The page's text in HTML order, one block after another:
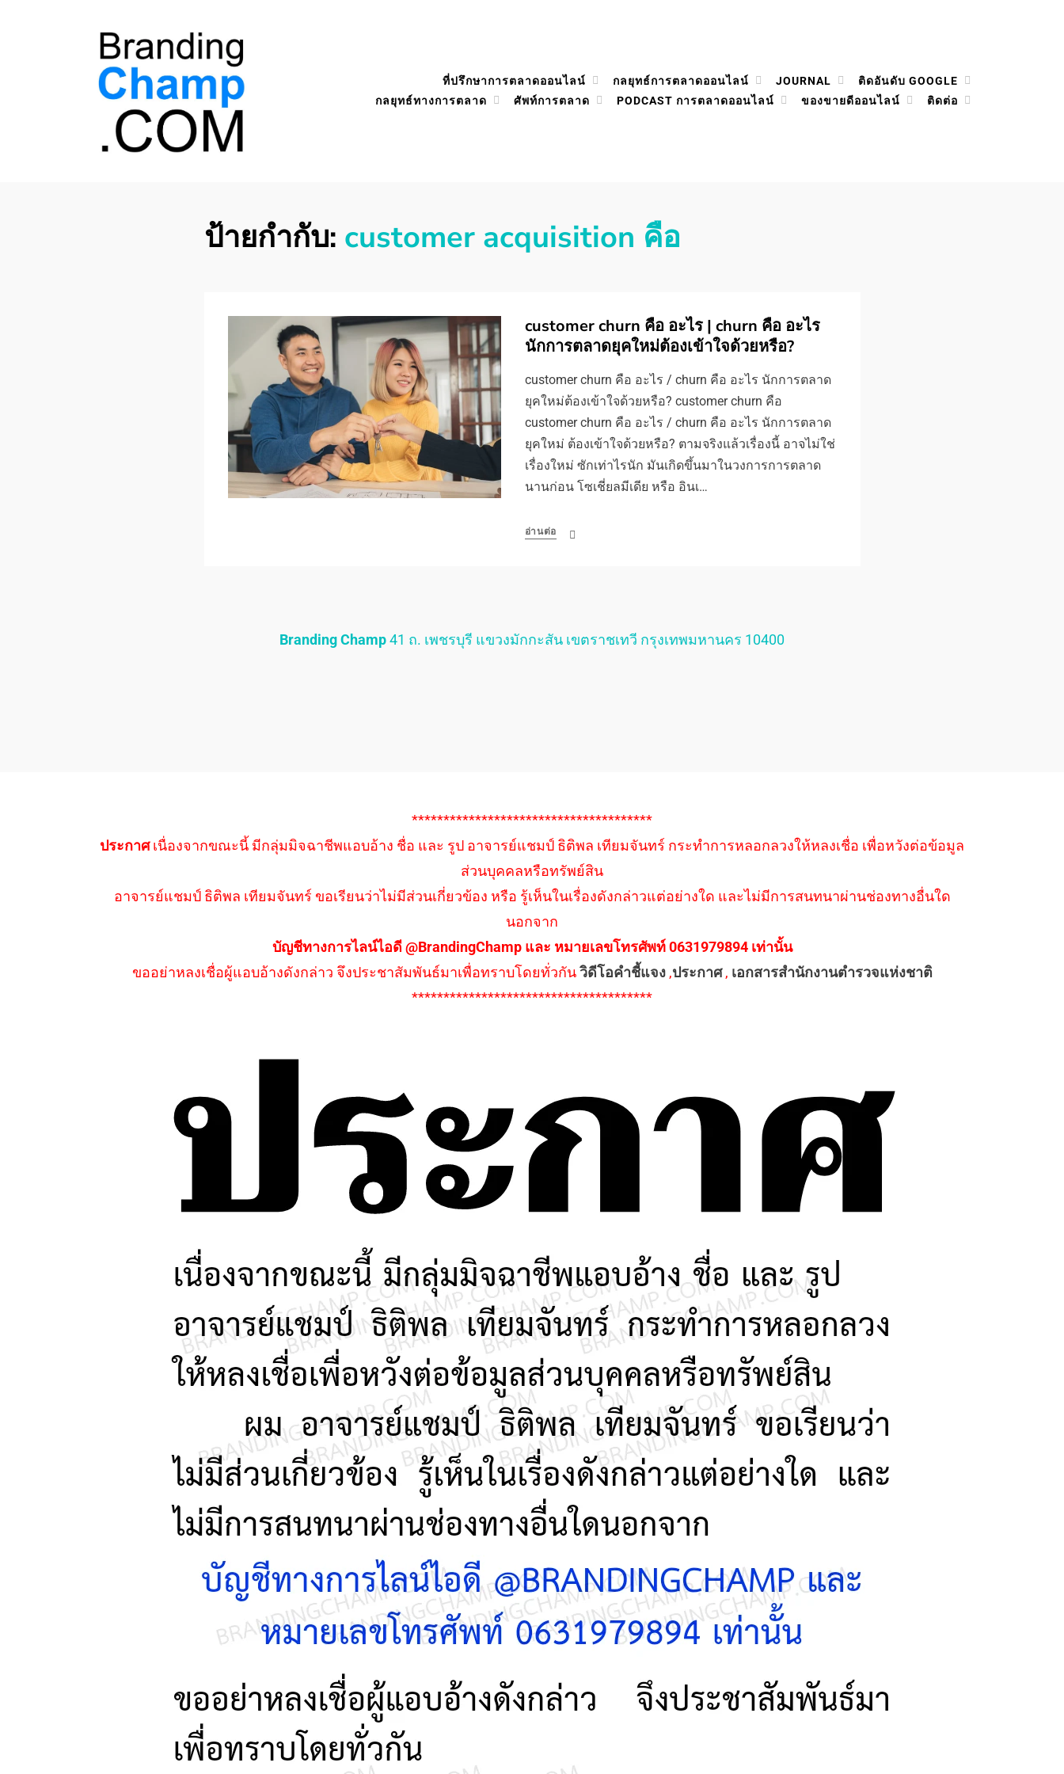
ที่ปรึกษาการตลาดออนไลน์ กลยุทธ์การตลาดออนไลน์ JOURNAL
ติดอันดับ GOOGLE
กลยุทธ์ทางการตลาด
ศัพท์การตลาด PODCAST การตลาดออนไลน์ ของขายดีออนไลน์ ติดต่อ
ป้ายกำกับ: customer acquisition คือ
customer churn คือ อะไร | churn คือ อะไร
นักการตลาดยุคใหม่ต้องเข้าใจด้วยหรือ?
customer churn คือ อะไร / churn คือ อะไร นักการตลาด
ยุคใหม่ต้องเข้าใจด้วยหรือ? customer churn คือ
customer churn คือ อะไร / churn คือ อะไร นักการตลาด
ยุคใหม่ ต้องเข้าใจด้วยหรือ? ตามจริงแล้วเรื่องนี้ อาจไม่ใช่
เรื่องใหม่ ซักเท่าไรนัก มันเกิดขึ้นมาในวงการการตลาด
นานก่อน โซเชี่ยลมีเดีย หรือ อินเ…
อ่านต่อ
Branding Champ41 ถ. เพชรบุรี แขวงมักกะสัน เขตราชเทวี กรุงเทพมหานคร 10400
**************************************
ประกาศเนื่องจากขณะนี้ มีกลุ่มมิจฉาชีพแอบอ้าง ชื่อ และ รูป อาจารย์แชมป์ ธิติพล เทียมจันทร์ กระทำการหลอกลวงให้หลงเชื่อ เพื่อหวังต่อข้อมูล
ส่วนบุคคลหรือทรัพย์สิน
อาจารย์แชมป์ ธิติพล เทียมจันทร์ ขอเรียนว่าไม่มีส่วนเกี่ยวข้อง หรือ รู้เห็นในเรื่องดังกล่าวแต่อย่างใด และไม่มีการสนทนาผ่านช่องทางอื่นใด
นอกจาก
บัญชีทางการไลน์ไอดี @BrandingChamp และ หมายเลขโทรศัพท์ 0631979894 เท่านั้น
ขออย่าหลงเชื่อผู้แอบอ้างดังกล่าว จึงประชาสัมพันธ์มาเพื่อทราบโดยทั่วกันวิดีโอคำชี้แจง,ประกาศ, เอกสารสำนักงานตำรวจแห่งชาติ
**************************************